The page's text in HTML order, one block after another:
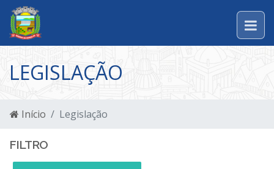
LEGISLAÇÃO
Início Legislação
FILTRO